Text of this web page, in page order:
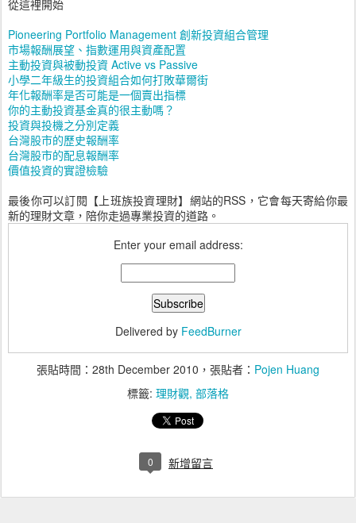
從這裡開始
Pioneering Portfolio Management 創新投資組合管理
市場報酬展望、指數運用與資產配置
主動投資與被動投資 Active vs Passive
小學二年級生的投資組合如何打敗華爾街
年化報酬率是否可能是一個賣出指標
你的主動投資基金真的很主動嗎？
投資與投機之分別定義
台灣股市的歷史報酬率
台灣股市的配息報酬率
價值投資的實證檢驗
最後你可以訂閱【上班族投資理財】網站的RSS，它會每天寄給你最
新的理財文章，陪你走過專業投資的道路。
Enter your email address:
Delivered by FeedBurner
張貼時間： 28th December 2010 ，張貼者： Pojen Huang
標籤: 理財觀 部落格
0 新增留言